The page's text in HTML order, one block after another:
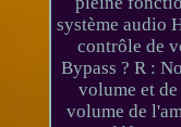
système audio
contrôle de
Bypass ? R :
volume et
volume de